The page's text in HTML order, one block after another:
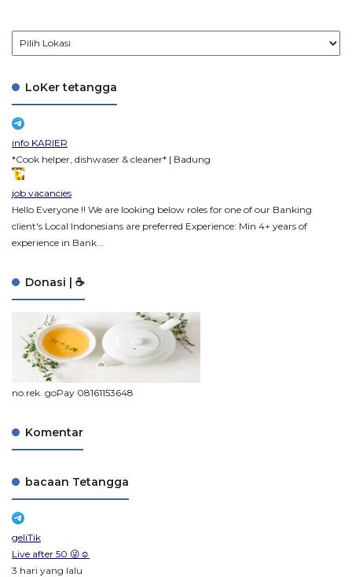
LoKer tetangga
info KARIER
*Cook helper, dishwaser & cleaner* | Badung
job vacancies
Hello Everyone !! We are looking below roles for one of our Banking
client's Local Indonesians are preferred Experience: Min 4+ years of
experience in Bank...
Donasi | ☕
no.rek. goPay 08161153648
Komentar
bacaan Tetangga
geliTik
Live after 50 😜☺️
3 hari yang lalu